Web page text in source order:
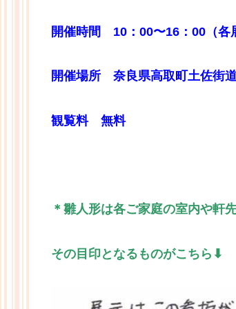
開催時間 10：00〜16：00（各
開催場所 奈良県高取町土佐街
観覧料 無料
＊雛人形は各ご家庭の室内や軒
その目印となるものがこちら⬇